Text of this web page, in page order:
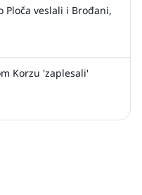
Ploča veslali i Brođani,
Korzu 'zaplesali'